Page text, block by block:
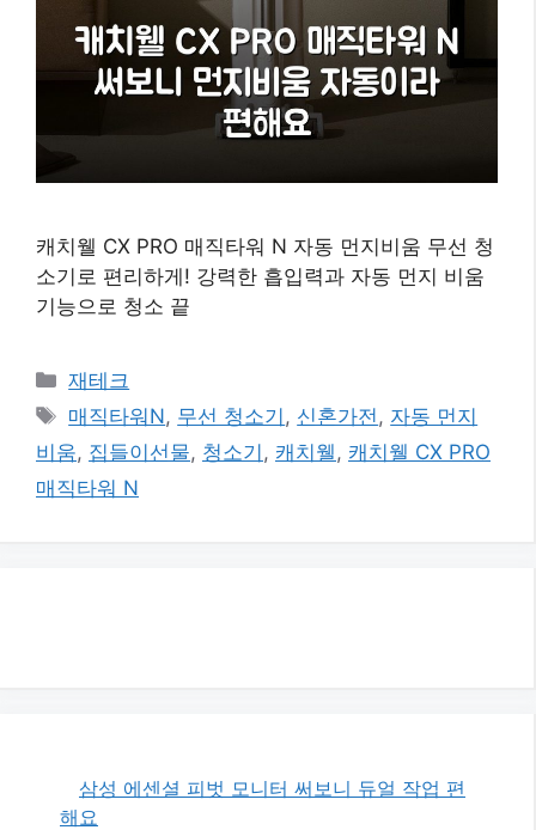
캐치웰 CX PRO 매직타워 N 자동 먼지비움 무선 청
소기로 편리하게! 강력한 흡입력과 자동 먼지 비움
기능으로 청소 끝
카
테
고
리
재테크
태
그
매직타워N, 무선 청소기 , 신혼가전 , 자동 먼지
비움, 집들이선물, 청소기 , 캐치웰 , 캐치웰 CX PRO
매직타워 N
삼성 에센셜 피벗 모니터 써보니 듀얼 작업 편
해요